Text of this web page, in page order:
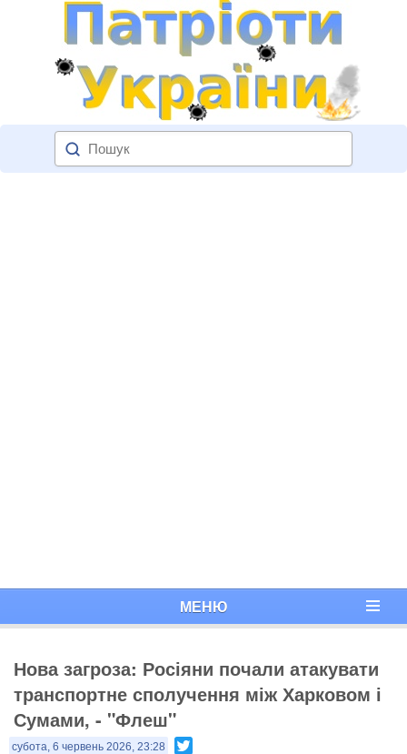
МЕНЮ
Нова загроза: Росіяни почали атакувати
транспортне сполучення між Харковом і
Сумами, - "Флеш"
субота, 6 червень 2026, 23:28